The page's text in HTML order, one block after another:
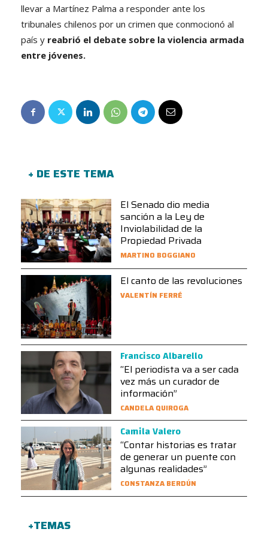
llevar a Martínez Palma a responder ante los
tribunales chilenos por un crimen que conmocionó al
país y reabrió el debate sobre la violencia armada
entre jóvenes.
+ DE ESTE TEMA
El Senado dio media
sanción a la Ley de
Inviolabilidad de la
Propiedad Privada
MARTINO BOGGIANO
El canto de las revoluciones
VALENTÍN FERRÉ
Francisco Albarello
“El periodista va a ser cada
vez más un curador de
información”
CANDELA QUIROGA
Camila Valero
“Contar historias es tratar
de generar un puente con
algunas realidades”
CONSTANZA BERDÚN
+TEMAS